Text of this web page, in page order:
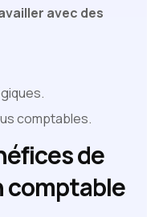
avec des
comptables.
de
comptable